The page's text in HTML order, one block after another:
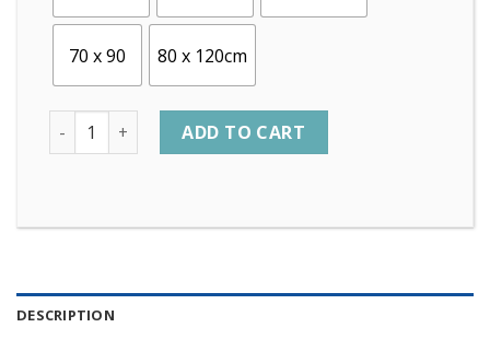
70 x 90 80 x 120cm
Quantity ADD TO CART
DESCRIPTION